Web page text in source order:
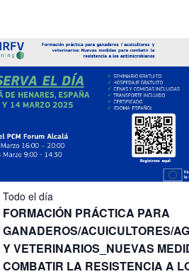
Todo el día
FORMACIÓN PRÁCTICA PARA
GANADEROS/ACUICULTORES/
Y VETERINARIOS_NUEVAS
COMBATIR LA RESISTENCIA A